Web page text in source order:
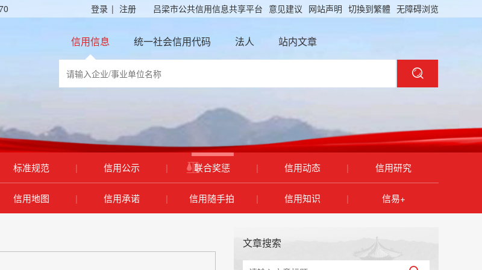
无障碍浏览
切換到繁體
网站声明
意见建议
吕梁市公共信用信息共享平台
登录 | 注册
信用信息 统一社会信用代码 法人 站内文章
标准规范 | 信用公示 | 联合奖惩 | 信用动态 | 信用研究
信用地图 | 信用承诺 | 信用随手拍 | 信用知识 | 信易+
文章搜索